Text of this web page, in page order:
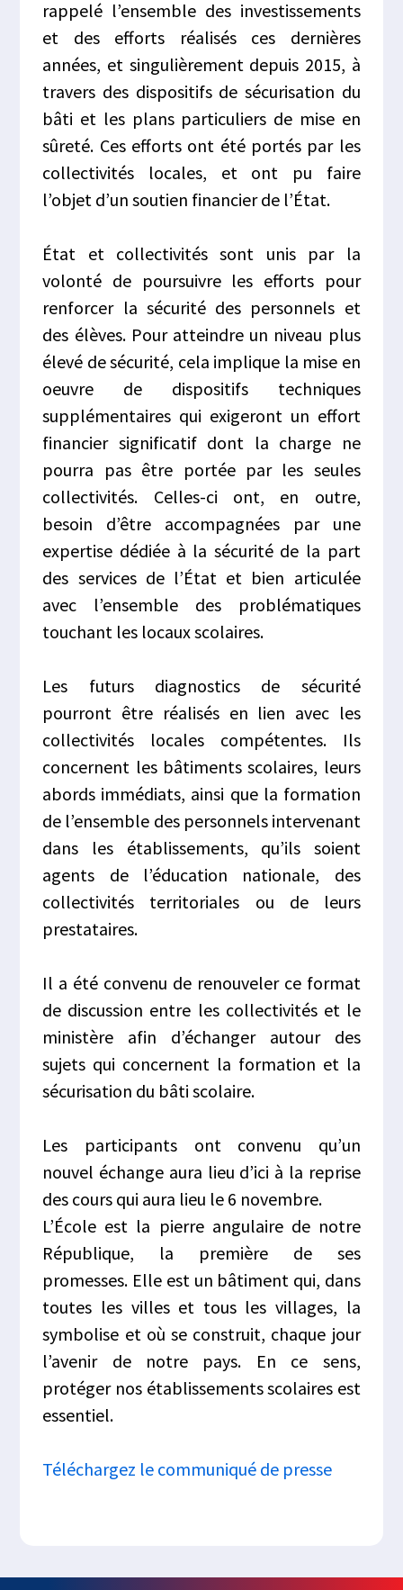
rappelé l’ensemble des investissements
et des efforts réalisés ces dernières
années, et singulièrement depuis 2015, à
travers des dispositifs de sécurisation du
bâti et les plans particuliers de mise en
sûreté. Ces efforts ont été portés par les
collectivités locales, et ont pu faire
l’objet d’un soutien financier de l’État.
État et collectivités sont unis par la
volonté de poursuivre les efforts pour
renforcer la sécurité des personnels et
des élèves. Pour atteindre un niveau plus
élevé de sécurité, cela implique la mise en
oeuvre de dispositifs techniques
supplémentaires qui exigeront un effort
financier significatif dont la charge ne
pourra pas être portée par les seules
collectivités. Celles-ci ont, en outre,
besoin d’être accompagnées par une
expertise dédiée à la sécurité de la part
des services de l’État et bien articulée
avec l’ensemble des problématiques
touchant les locaux scolaires.
Les futurs diagnostics de sécurité
pourront être réalisés en lien avec les
collectivités locales compétentes. Ils
concernent les bâtiments scolaires, leurs
abords immédiats, ainsi que la formation
de l’ensemble des personnels intervenant
dans les établissements, qu’ils soient
agents de l’éducation nationale, des
collectivités territoriales ou de leurs
prestataires.
Il a été convenu de renouveler ce format
de discussion entre les collectivités et le
ministère afin d’échanger autour des
sujets qui concernent la formation et la
sécurisation du bâti scolaire.
Les participants ont convenu qu’un
nouvel échange aura lieu d’ici à la reprise
des cours qui aura lieu le 6 novembre.
L’École est la pierre angulaire de notre
République, la première de ses
promesses. Elle est un bâtiment qui, dans
toutes les villes et tous les villages, la
symbolise et où se construit, chaque jour
l’avenir de notre pays. En ce sens,
protéger nos établissements scolaires est
essentiel.
Téléchargez le communiqué de presse